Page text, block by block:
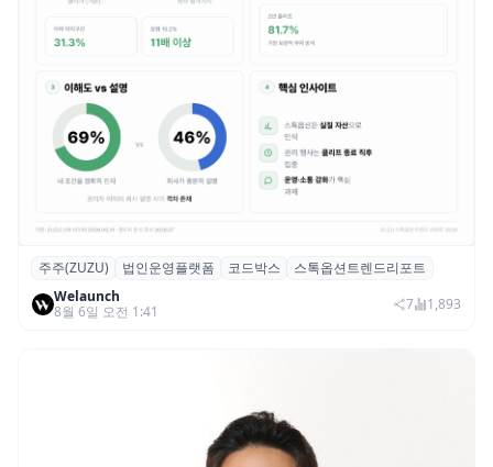
스톡옵션 취소율 2년 만에 18.2%→31.3%…
권리 발생 즉시 행사 비중도 급증
주주(ZUZU) 법인운영플랫폼 코드박스
스톡옵션트렌드리포트
Welaunch
8월 6일 오전 1:41
7 1,893